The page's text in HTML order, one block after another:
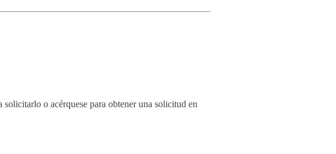
o acérquese para obtener una solicitud en